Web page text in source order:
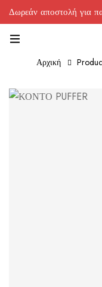
Δωρεάν αποστολή για
Αρχική